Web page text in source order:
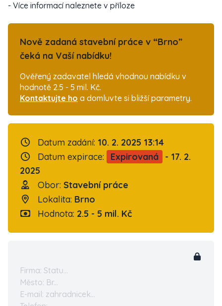
- Více informací naleznete v příloze
Nově zadaná stavební práce v “Brno”
čeká na Vaší nabídku!
Ověřený zadavatel hledá vhodnou nabídku v
hodnotě 2.5 - 5 mil. Kč.
Kontaktujte ho a domluvte si bližší parametry.
Datum zadání: 10. 2. 2025 13:14
Datum expirace:
Expirovaná
- 17. 2.
2025
Obor: Stavební práce
Lokalita: Brno
Hodnota: 2.5 - 5 mil. Kč
Firma: Statu...
Město: Br...
E-mail: zahradnicek...